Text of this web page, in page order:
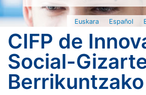
Euskara Español
CIFP de
Social-